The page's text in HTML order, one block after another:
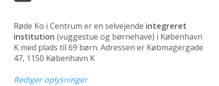
Røde Ko i Centrum er en selvejende integreret
institution (vuggestue og børnehave) i København
K med plads til 69 børn. Adressen er Købmagergade
47, 1150 København K
Rediger oplysninger